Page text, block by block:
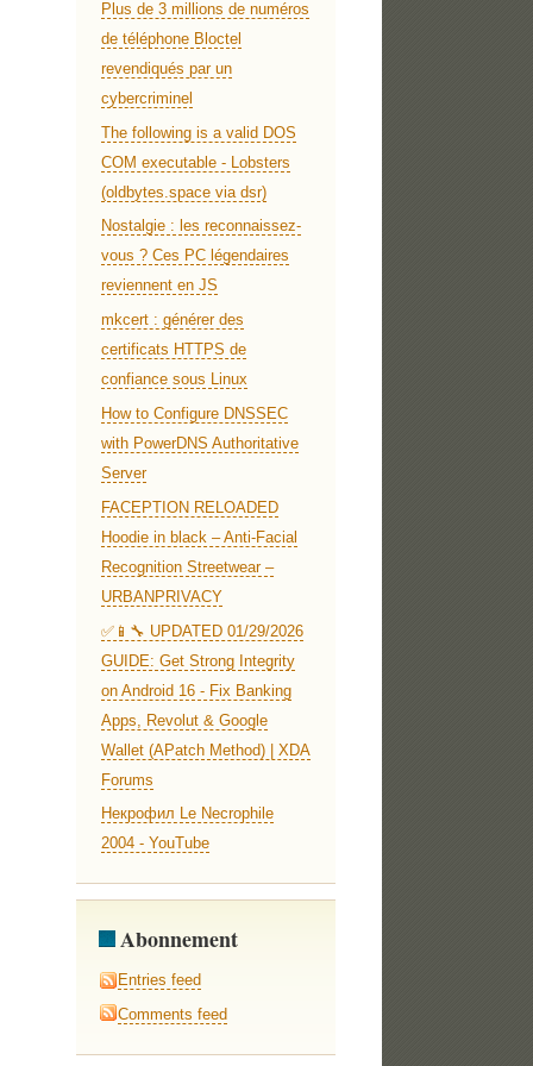
Plus de 3 millions de numéros
de téléphone Bloctel
revendiqués par un
cybercriminel
The following is a valid DOS
COM executable - Lobsters
(oldbytes.space via dsr)
Nostalgie : les reconnaissez-
vous ? Ces PC légendaires
reviennent en JS
mkcert : générer des
certificats HTTPS de
confiance sous Linux
How to Configure DNSSEC
with PowerDNS Authoritative
Server
FACEPTION RELOADED
Hoodie in black – Anti-Facial
Recognition Streetwear –
URBANPRIVACY
✅📱🔧 UPDATED 01/29/2026
GUIDE: Get Strong Integrity
on Android 16 - Fix Banking
Apps, Revolut & Google
Wallet (APatch Method) | XDA
Forums
Некрофил Le Necrophile
2004 - YouTube
Abonnement
Entries feed
Comments feed